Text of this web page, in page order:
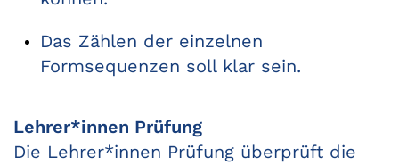
Das Zählen der einzelnen
Formsequenzen soll klar sein.
Lehrer*innen Prüfung
Die Lehrer*innen Prüfung überprüft die